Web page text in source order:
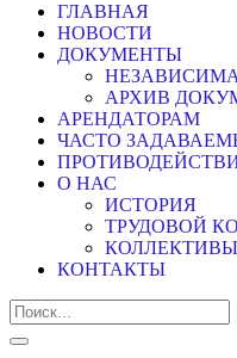
ГЛАВНАЯ
НОВОСТИ
ДОКУМЕНТЫ
АРХИВ
АРЕНДАТОРАМ
ЧАСТО
О НАС
ИСТОРИЯ
ТРУДОВОЙ
КОЛЛЕКТИВЫ
КОНТАКТЫ